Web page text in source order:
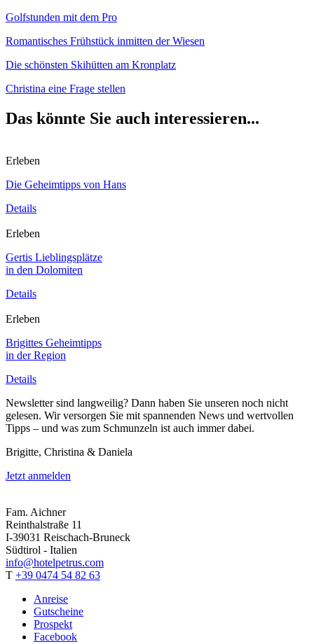
Golfstunden mit dem Pro
Romantisches Frühstück inmitten der Wiesen
Die schönsten Skihütten am Kronplatz
Christina eine Frage stellen
Das könnte Sie auch interessieren...
Erleben
Die Geheimtipps von Hans
Details
Erleben
Gertis Lieblingsplätze
in den Dolomiten
Details
Erleben
Brigittes Geheimtipps
in der Region
Details
Newsletter sind langweilig? Dann haben Sie unseren noch nicht
gelesen. Wir versorgen Sie mit spannenden News und wertvollen
Tipps – und was zum Schmunzeln ist auch immer dabei.
Brigitte, Christina & Daniela
Jetzt anmelden
Fam. Aichner
Reinthalstraße 11
I-39031 Reischach-Bruneck
Südtirol - Italien
info@hotelpetrus.com
T +39 0474 54 82 63
Anreise
Gutscheine
Prospekt
Facebook